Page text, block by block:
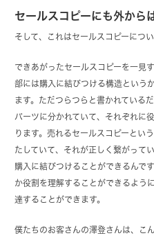
セールスコピーにも外から
そして、これはセールスコピーにつ
できあがったセールスコピーを一見
部には購入に結びつける構造という
ます。ただつらつらと書かれている
パーツに分かれていて、それぞれに
ります。売れるセールスコピーとい
たしていて、それが正しく繋がって
購入に結びつけることができるんで
か役割を理解することができるよう
達することができます。
僕たちのお客さんの澤登さんは、こ